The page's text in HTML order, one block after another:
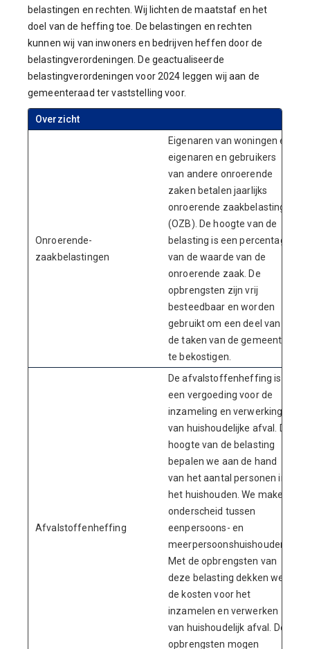
belastingen en rechten. Wij lichten de maatstaf en het
doel van de heffing toe. De belastingen en rechten
kunnen wij van inwoners en bedrijven heffen door de
belastingverordeningen. De geactualiseerde
belastingverordeningen voor 2024 leggen wij aan de
gemeenteraad ter vaststelling voor.
Overzicht
Onroerende-
zaakbelastingen
Eigenaren van woningen en
eigenaren en gebruikers
van andere onroerende
zaken betalen jaarlijks
onroerende zaakbelasting
(OZB). De hoogte van de
belasting is een percentage
van de waarde van de
onroerende zaak. De
opbrengsten zijn vrij
besteedbaar en worden
gebruikt om een deel van
de taken van de gemeente
te bekostigen.
Afvalstoffenheffing
De afvalstoffenheffing is
een vergoeding voor de
inzameling en verwerking
van huishoudelijke afval. De
hoogte van de belasting
bepalen we aan de hand
van het aantal personen in
het huishouden. We maken
onderscheid tussen
eenpersoons- en
meerpersoonshuishoudens.
Met de opbrengsten van
deze belasting dekken we
de kosten voor het
inzamelen en verwerken
van huishoudelijk afval. De
opbrengsten mogen